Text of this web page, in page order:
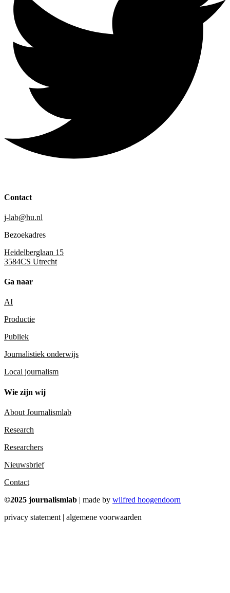
Contact
j-lab@hu.nl
Bezoekadres
Heidelberglaan 15
3584CS Utrecht
Ga naar
AI
Productie
Publiek
Journalistiek onderwijs
Local journalism
Wie zijn wij
About Journalismlab
Research
Researchers
Nieuwsbrief
Contact
©2025 journalismlab | made by wilfred hoogendoorn
privacy statement | algemene voorwaarden